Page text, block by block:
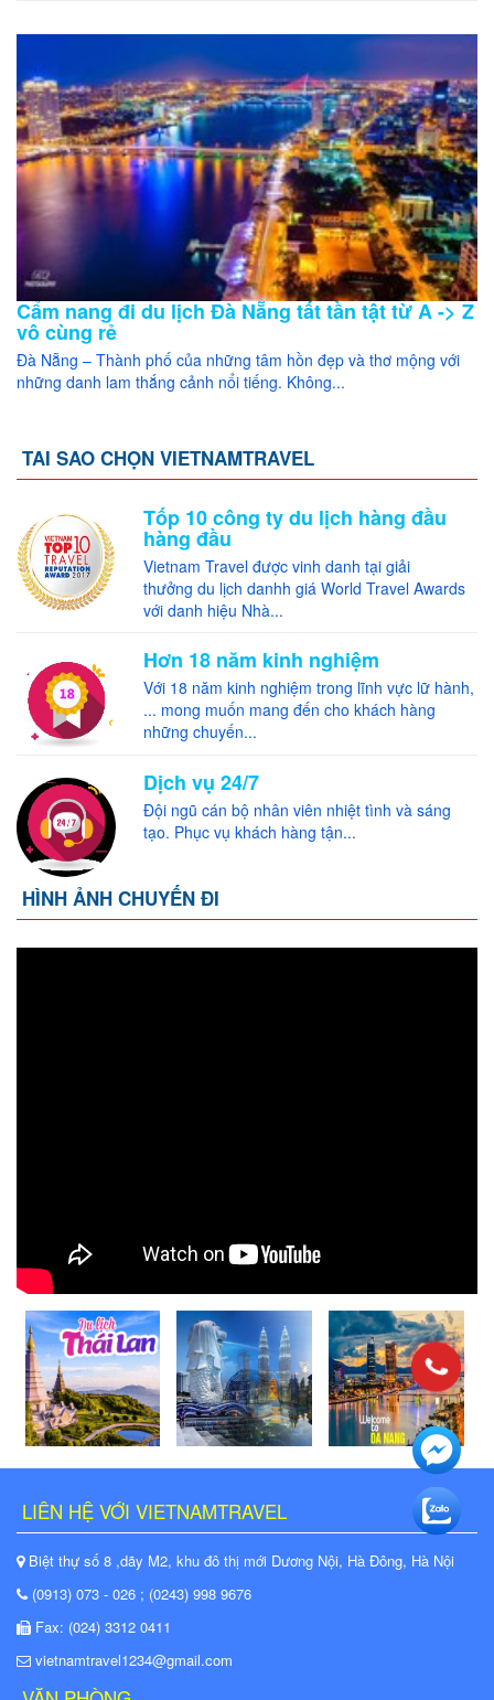
Cẩm nang đi du lịch Đà Nẵng tất tần tật từ A -> Z
vô cùng rẻ
Đà Nẵng – Thành phố của những tâm hồn đẹp và thơ mộng với
những danh lam thắng cảnh nổi tiếng. Không...
TAI SAO CHỌN VIETNAMTRAVEL
Tốp 10 công ty du lịch hàng đầu
hàng đầu
Vietnam Travel được vinh danh tại giải
thưởng du lịch danhh giá World Travel Awards
với danh hiệu Nhà...
Hơn 18 năm kinh nghiệm
Với 18 năm kinh nghiệm trong lĩnh vực lữ hành,
... mong muốn mang đến cho khách hàng
những chuyến...
Dịch vụ 24/7
Đội ngũ cán bộ nhân viên nhiệt tình và sáng
tạo. Phục vụ khách hàng tận...
HÌNH ẢNH CHUYẾN ĐI
LIÊN HỆ VỚI VIETNAMTRAVEL
Biệt thự số 8 ,dãy M2, khu đô thị mới Dương Nội, Hà Đông, Hà Nội
(0913) 073 - 026 ; (0243) 998 9676
Fax: (024) 3312 0411
vietnamtravel1234@gmail.com